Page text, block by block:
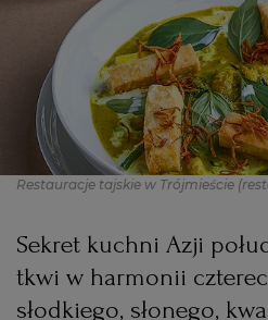
DOMOWE
KUCHNIA
KUCHNIA
KUCHNIA
KUCHNIA
SPRZĘT
FIT
BEZ
PODRÓŻE
HISTORIE
FELIETONY
KSIĄŻKI
NASZE
SERWISY
BIELSKO-
Restauracje tajskie w Trójmieście
Sekret kuchni Azji
tkwi w harmonii
słodkiego, słonego,